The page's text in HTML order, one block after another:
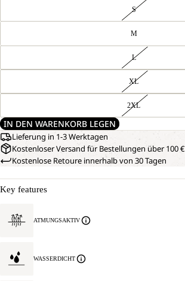
S
M
L
XL
2XL
IN DEN WARENKORB LEGEN
Lieferung in 1-3 Werktagen
Kostenloser Versand für Bestellungen über 100 €
Kostenlose Retoure innerhalb von 30 Tagen
Key features
ATMUNGSAKTIV
WASSERDICHT